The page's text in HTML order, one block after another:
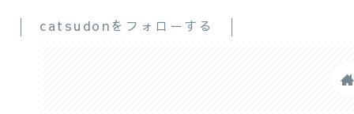
catsudonをフォローする